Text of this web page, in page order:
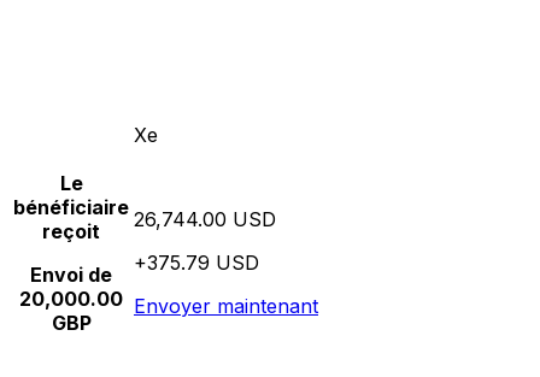
Xe
Le
bénéficiaire
reçoit
Envoi de
20,000.00
GBP
26,744.00 USD
+375.79 USD
Envoyer maintenant